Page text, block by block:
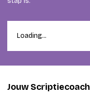
Loading...
Jouw Scriptiecoach